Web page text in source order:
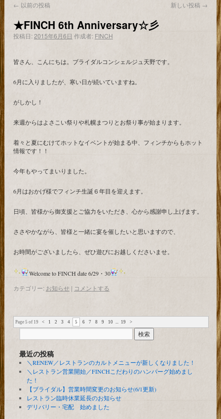
← 以前の投稿 新しい投稿 →
★FINCH 6th Anniversary☆彡
投稿日:2015年6月6日 作成者: FINCH
皆さん、こんにちは。ブライダルコンシェルジュ天野です。
6月に入りましたが、寒い日が続いていますね。
がしかし！
来週からはよさこい祭りや札幌まつりとお祭り事が始まります。
着々と夏にむけてホットなイベントが始まる中、フィンチからもホット
情報です！！
今年もやってまいりました。
6月はおかげ様でフィンチ生誕６年目を迎えます。
日頃、皆様から御支援とご協力をいただき、心から感謝申し上げます。
ささやかながら、皆様と一緒に宴を催したいと思いますので、
お時間がございましたら、ぜひ遊びにお越しくださいませ。
Welcome to FINCH date 6/29・30
カテゴリー: お知らせ | コメントする
Page 5 of 19 < 1 2 3 4 5 6 7 8 9 10 ... 19 >
最近の投稿
＼RENEW／レストランのカルトメニューが新しくなりました！
＼レストラン営業開始／FINCHこだわりのハンバーグ始めまし
た！
【ブライダル】営業時間変更のお知らせ(6/1更新)
レストラン臨時休業延長のお知らせ
デリバリー・宅配 始めました